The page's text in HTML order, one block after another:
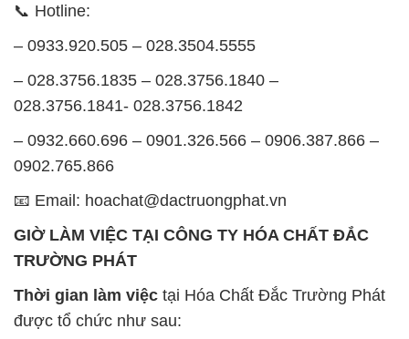
📞 Hotline:
– 0933.920.505 – 028.3504.5555
– 028.3756.1835 – 028.3756.1840 –
028.3756.1841- 028.3756.1842
– 0932.660.696 – 0901.326.566 – 0906.387.866 –
0902.765.866
📧 Email: hoachat@dactruongphat.vn
GIỜ LÀM VIỆC TẠI CÔNG TY HÓA CHẤT ĐẮC
TRƯỜNG PHÁT
Thời gian làm việc tại Hóa Chất Đắc Trường Phát
được tổ chức như sau: